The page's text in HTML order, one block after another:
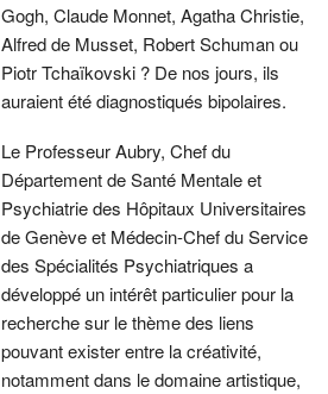
Gogh, Claude Monnet, Agatha Christie,
Alfred de Musset, Robert Schuman ou
Piotr Tchaïkovski ? De nos jours, ils
auraient été diagnostiqués bipolaires.
Le Professeur Aubry, Chef du
Département de Santé Mentale et
Psychiatrie des Hôpitaux Universitaires
de Genève et Médecin-Chef du Service
des Spécialités Psychiatriques a
développé un intérêt particulier pour la
recherche sur le thème des liens
pouvant exister entre la créativité,
notamment dans le domaine artistique,